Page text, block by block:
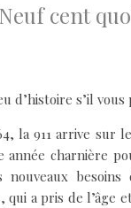
Neuf cent
d’histoire s’il vous
la 911 arrive sur
année charnière
nouveaux
a pris de l’âge